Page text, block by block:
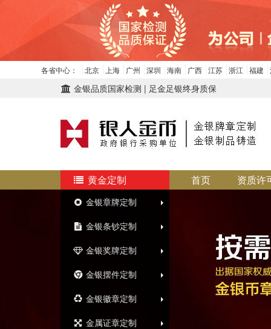
各省中心： 北京 上海 广州 深圳 海南 广西 江苏 浙江 福建
金银品质国家检测 | 足金足银终身质保
黄金定制
金银章牌定制
金银条钞定制
金银奖牌定制
金银摆件定制
金银徽章定制
金属证章定制
首页 资质许